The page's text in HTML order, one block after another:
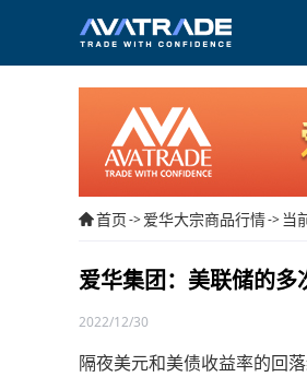
首页->爱华大宗商品行情-> 当
爱华集团：美联储的
2022/12/30
隔夜美元和美债收益率的回